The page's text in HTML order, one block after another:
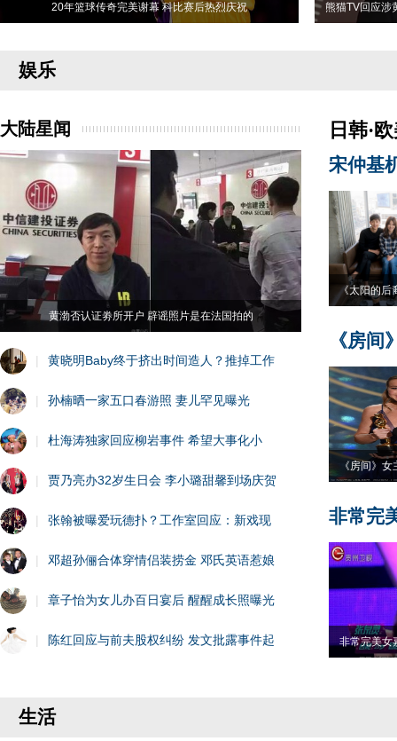
20年篮球传奇完美谢幕 科比赛后热烈庆祝 熊猫TV回应涉
娱乐
大陆星闻
黄渤否认证劵所开户 辟谣照片是在法国拍的
| 黄晓明Baby终于挤出时间造人？推掉工作
| 孙楠晒一家五口春游照 妻儿罕见曝光
| 杜海涛独家回应柳岩事件 希望大事化小
| 贾乃亮办32岁生日会 李小璐甜馨到场庆贺
| 张翰被曝爱玩德扑？工作室回应：新戏现
| 邓超孙俪合体穿情侣装捞金 邓氏英语惹娘
| 章子怡为女儿办百日宴后 醒醒成长照曝光
| 陈红回应与前夫股权纠纷 发文批露事件起
日韩·
宋仲基
《太阳的后
《房
《房间》
非常完
非常完美女
生活